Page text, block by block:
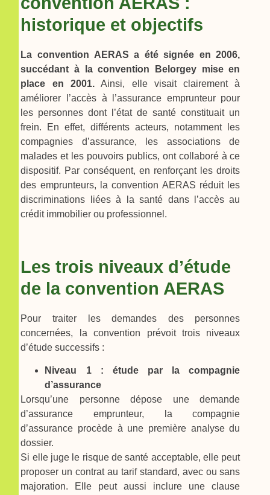
historique et objectifs
La convention AERAS a été signée en 2006,
succédant à la convention Belorgey mise en
place en 2001.Ainsi, elle visait clairement à
améliorer l’accès à l’assurance emprunteur pour
les personnes dont l’état de santé constituait un
frein. En effet, différents acteurs, notamment les
compagnies d’assurance, les associations de
malades et les pouvoirs publics, ont collaboré à ce
dispositif. Par conséquent, en renforçant les droits
des emprunteurs, la convention AERAS réduit les
discriminations liées à la santé dans l’accès au
crédit immobilier ou professionnel.
Les trois niveaux d’étude
de la convention AERAS
Pour traiter les demandes des personnes
concernées, la convention prévoit trois niveaux
d’étude successifs :
Niveau 1 : étude par la compagnie
d’assurance
Lorsqu’une personne dépose une demande
d’assurance emprunteur, la compagnie
d’assurance procède à une première analyse du
dossier.
Si elle juge le risque de santé acceptable, elle peut
proposer un contrat au tarif standard, avec ou sans
majoration. Elle peut aussi inclure une clause